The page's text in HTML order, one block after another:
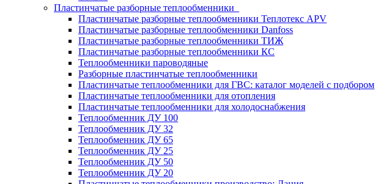
Пластинчатые разборные теплообменники
Пластинчатые разборные теплообменники Теплотекс APV
Пластинчатые разборные теплообменники Danfoss
Пластинчатые разборные теплообменники ТИЖ
Пластинчатые разборные теплообменники КC
Теплообменники пароводяные
Разборные пластинчатые теплообменники
Пластинчатые теплообменники для ГВС: каталог моделей с подбором
Пластинчатые теплообменники для отопления
Пластинчатые теплообменники для холодоснабжения
Теплообменник ДУ 100
Теплообменник ДУ 32
Теплообменник ДУ 65
Теплообменник ДУ 25
Теплообменник ДУ 50
Теплообменник ДУ 20